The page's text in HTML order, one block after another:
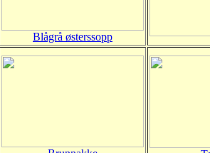
Blågrå østerssopp